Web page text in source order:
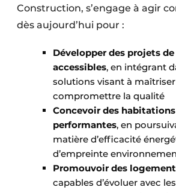
Construction, s’engage à agir
dès aujourd’hui pour :
Développer des projets
accessibles, en intégrant
solutions visant à
compromettre la qualité
Concevoir des
performantes, en
matière d’efficacité
d’empreinte
Promouvoir des
capables d’évoluer avec